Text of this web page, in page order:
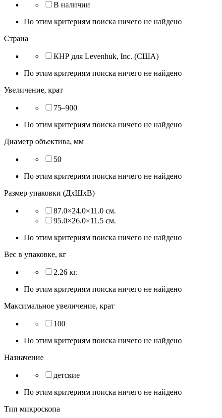
В наличии
По этим критериям поиска ничего не найдено
Страна
КНР для Levenhuk, Inc. (США)
По этим критериям поиска ничего не найдено
Увеличение, крат
75–900
По этим критериям поиска ничего не найдено
Диаметр объектива, мм
50
По этим критериям поиска ничего не найдено
Размер упаковки (ДхШхВ)
87.0×24.0×11.0 см.
95.0×26.0×11.5 см.
По этим критериям поиска ничего не найдено
Вес в упаковке, кг
2.26 кг.
По этим критериям поиска ничего не найдено
Максимальное увеличение, крат
100
По этим критериям поиска ничего не найдено
Назначение
детские
По этим критериям поиска ничего не найдено
Тип микроскопа